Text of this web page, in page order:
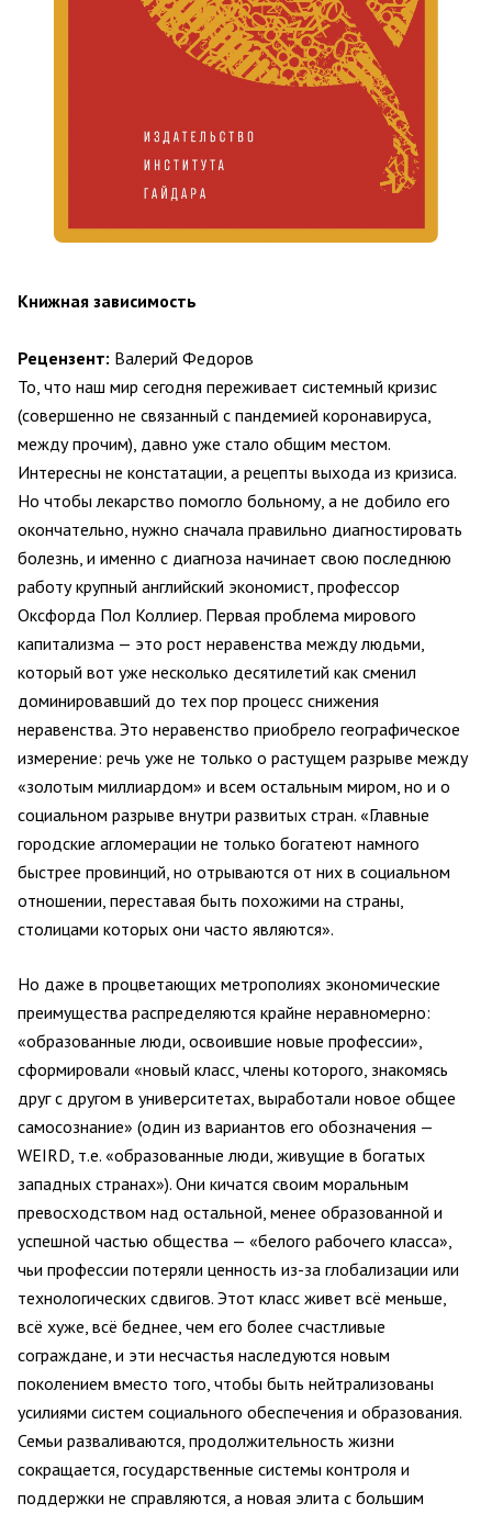
Книжная зависимость
Рецензент: Валерий Федоров
То, что наш мир сегодня переживает системный кризис
(совершенно не связанный с пандемией коронавируса,
между прочим), давно уже стало общим местом.
Интересны не констатации, а рецепты выхода из кризиса.
Но чтобы лекарство помогло больному, а не добило его
окончательно, нужно сначала правильно диагностировать
болезнь, и именно с диагноза начинает свою последнюю
работу крупный английский экономист, профессор
Оксфорда Пол Коллиер. Первая проблема мирового
капитализма — это рост неравенства между людьми,
который вот уже несколько десятилетий как сменил
доминировавший до тех пор процесс снижения
неравенства. Это неравенство приобрело географическое
измерение: речь уже не только о растущем разрыве между
«золотым миллиардом» и всем остальным миром, но и о
социальном разрыве внутри развитых стран. «Главные
городские агломерации не только богатеют намного
быстрее провинций, но отрываются от них в социальном
отношении, переставая быть похожими на страны,
столицами которых они часто являются».
Но даже в процветающих метрополиях экономические
преимущества распределяются крайне неравномерно:
«образованные люди, освоившие новые профессии»,
сформировали «новый класс, члены которого, знакомясь
друг с другом в университетах, выработали новое общее
самосознание» (один из вариантов его обозначения —
WEIRD, т.е. «образованные люди, живущие в богатых
западных странах»). Они кичатся своим моральным
превосходством над остальной, менее образованной и
успешной частью общества — «белого рабочего класса»,
чьи профессии потеряли ценность из-за глобализации или
технологических сдвигов. Этот класс живет всё меньше,
всё хуже, всё беднее, чем его более счастливые
сограждане, и эти несчастья наследуются новым
поколением вместо того, чтобы быть нейтрализованы
усилиями систем социального обеспечения и образования.
Семьи разваливаются, продолжительность жизни
сокращается, государственные системы контроля и
поддержки не справляются, а новая элита с большим